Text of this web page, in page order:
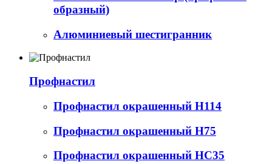
образный)
Алюминиевый шестигранник
Профнастил
Профнастил окрашенный Н114
Профнастил окрашенный Н75
Профнастил окрашенный НС35